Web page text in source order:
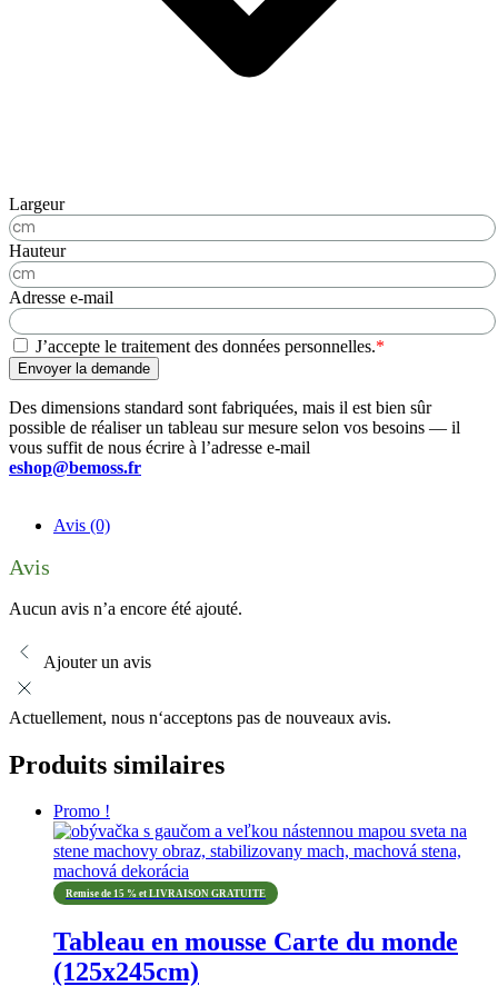
Largeur
Hauteur
Adresse e-mail
J’accepte le traitement des données personnelles.*
Envoyer la demande
Des dimensions standard sont fabriquées, mais il est bien sûr
possible de réaliser un tableau sur mesure selon vos besoins — il
vous suffit de nous écrire à l’adresse e-mail
eshop@bemoss.fr
Avis (0)
Avis
Aucun avis n’a encore été ajouté.
Ajouter un avis
Actuellement, nous n‘acceptons pas de nouveaux avis.
Produits similaires
Promo !
Remise de 15 % et LIVRAISON GRATUITE
Tableau en mousse Carte du monde
(125x245cm)